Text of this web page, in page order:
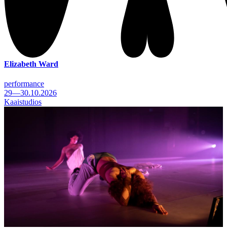
Elizabeth Ward
performance
29—30.10.2026
Kaaistudios